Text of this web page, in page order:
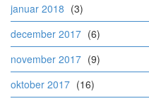
januar 2018 (3)
december 2017 (6)
november 2017 (9)
oktober 2017 (16)